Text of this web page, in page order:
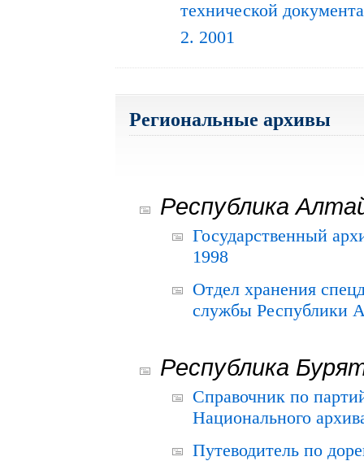
технической
2. 2001
Региональные архивы
Республика
Государственный
1998
Отдел хранения
службы Республики
Республика
Справочник по
Национального
Путеводитель по